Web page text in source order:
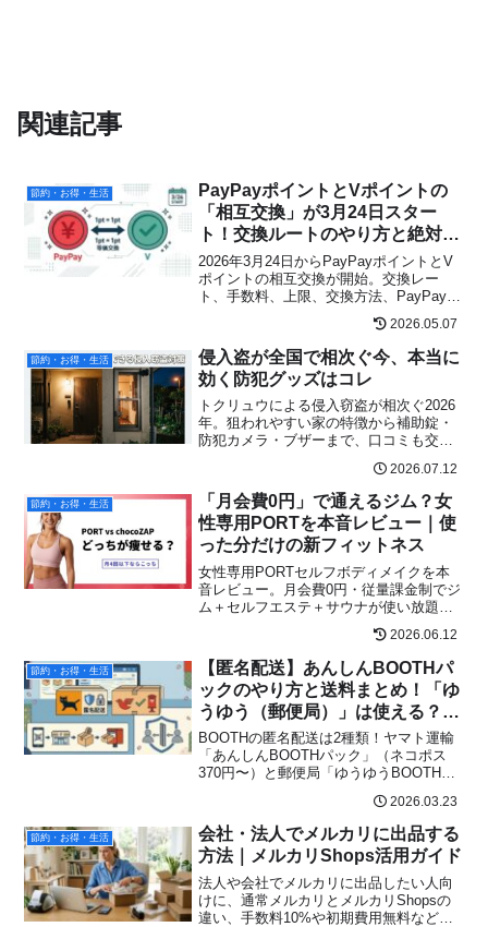
関連記事
節約・お得・生活
PayPayポイントとVポイントの
「相互交換」が3月24日スター
ト！交換ルートのやり方と絶対知
っておきたい注意点まとめ
2026年3月24日からPayPayポイントとV
ポイントの相互交換が開始。交換レー
ト、手数料、上限、交換方法、PayPayか
らVポイントへ交換する際の注意点をわか
2026.05.07
節約・お得・生活
侵入盗が全国で相次ぐ今、本当に
効く防犯グッズはコレ
トクリュウによる侵入窃盗が相次ぐ2026
年。狙われやすい家の特徴から補助錠・
防犯カメラ・ブザーまで、口コミも交え
2026.07.12
節約・お得・生活
「月会費0円」で通えるジム？女
性専用PORTを本音レビュー｜使
った分だけの新フィットネス
女性専用PORTセルフボディメイクを本
音レビュー。月会費0円・従量課金制でジ
ム＋セルフエステ＋サウナが使い放題。
chocoZAPとの比較、京都西院店NEW
OPEN情報、実際に痩せた口コミ、夏ま
で-3cmの活用術まで。
2026.06.12
節約・お得・生活
【匿名配送】あんしんBOOTHパ
ックのやり方と送料まとめ！「ゆ
うゆう（郵便局）」は使える？出
品者・購入者のメリット徹底解説
BOOTHの匿名配送は2種類！ヤマト運輸
「あんしんBOOTHパック」（ネコポス
370円〜）と郵便局「ゆうゆうBOOTHパ
出品者の設定・発送手順・購入者の受け
取り方まで2026年最新情報で完全解説。
住所バレなしで安心取引！
2026.03.23
節約・お得・生活
会社・法人でメルカリに出品する
方法｜メルカリShops活用ガイド
法人や会社でメルカリに出品したい人向
けに、通常メルカリとメルカリShopsの
違い、手数料10%や初期費用無料などの